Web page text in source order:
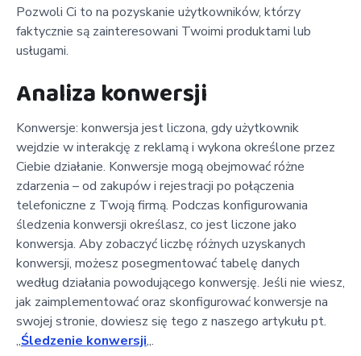
Pozwoli Ci to na pozyskanie użytkowników, którzy
faktycznie są zainteresowani Twoimi produktami lub
usługami.
Analiza konwersji
Konwersje: konwersja jest liczona, gdy użytkownik
wejdzie w interakcję z reklamą i wykona określone przez
Ciebie działanie. Konwersje mogą obejmować różne
zdarzenia – od zakupów i rejestracji po połączenia
telefoniczne z Twoją firmą. Podczas konfigurowania
śledzenia konwersji określasz, co jest liczone jako
konwersja. Aby zobaczyć liczbę różnych uzyskanych
konwersji, możesz posegmentować tabelę danych
według działania powodującego konwersję. Jeśli nie wiesz,
jak zaimplementować oraz skonfigurować konwersje na
swojej stronie, dowiesz się tego z naszego artykułu pt.
„Śledzenie konwersji„.